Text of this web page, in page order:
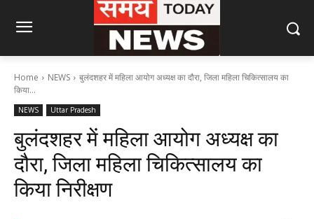
Home NEWS
बुलंदशहर में महिला आयोग अध्यक्ष का दौरा, जिला महिला चिकित्सालय का
किया...
NEWS Uttar Pradesh
बुलंदशहर में महिला आयोग अध्यक्ष का
दौरा, जिला महिला चिकित्सालय का
किया निरीक्षण